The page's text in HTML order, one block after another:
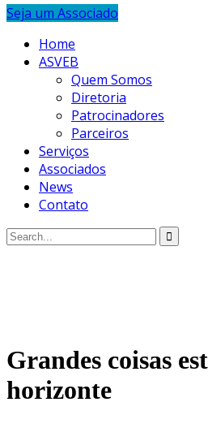
Seja um Associado
Home
ASVEB
Quem Somos
Diretoria
Patrocinadores
Parceiros
Serviços
Associados
News
Contato
Grandes coisas
horizonte